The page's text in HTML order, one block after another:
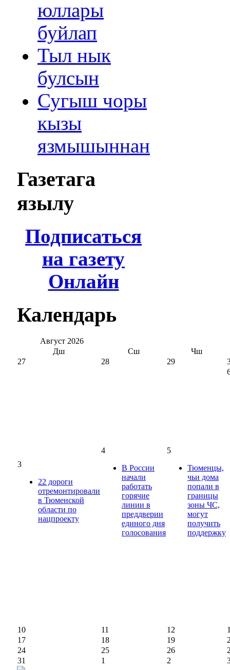
юллары
буйлап
Тыл нык
булсын
Сугыш чоры
кызы
язмышыннан
Газетага
язылу
Подписаться
на газету
Онлайн
Календарь
Август 2026
Дш
Сш
Чш
27
28 29
3
22 дороги
отремонтировали
в Тюменской
области по
нацпроекту
4
В России
начали
работать
горячие
линии в
преддверии
единого дня
голосования
5
Тюменцы,
чьи дома
попали в
границы
зоны ЧС,
могут
получить
поддержку
10 11 12
17
18 19
24
25 26
31
1 2